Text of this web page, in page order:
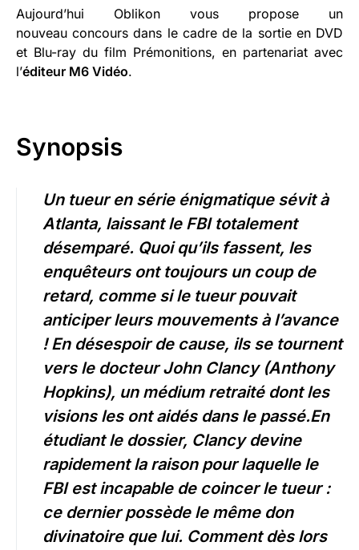
Aujourd’hui Oblikon vous propose un
nouveau concours dans le cadre de la sortie en DVD
et Blu-ray du film Prémonitions, en partenariat avec
l’éditeur M6 Vidéo.
Synopsis
Un tueur en série énigmatique sévit à
Atlanta, laissant le FBI totalement
désemparé. Quoi qu’ils fassent, les
enquêteurs ont toujours un coup de
retard, comme si le tueur pouvait
anticiper leurs mouvements à l’avance
! En désespoir de cause, ils se tournent
vers le docteur John Clancy (Anthony
Hopkins), un médium retraité dont les
visions les ont aidés dans le passé.En
étudiant le dossier, Clancy devine
rapidement la raison pour laquelle le
FBI est incapable de coincer le tueur :
ce dernier possède le même don
divinatoire que lui. Comment dès lors